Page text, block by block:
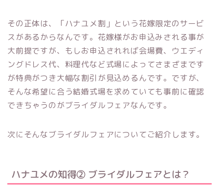
その正体は、「ハナユメ割」という花嫁限定のサービ
スがあるからなんです。花嫁様がお申込みされる事が
大前提ですが、もしお申込されれば会場費、ウエディ
ングドレス代、料理代など式場によってさまざまです
が特典がつき大幅な割引が見込めるんです。ですが、
そんな希望に合う結婚式場を求めていても事前に確認
できちゃうのがブライダルフェアなんです。
次にそんなブライダルフェアについてご紹介します。
ハナユメの知得② ブライダルフェアとは？